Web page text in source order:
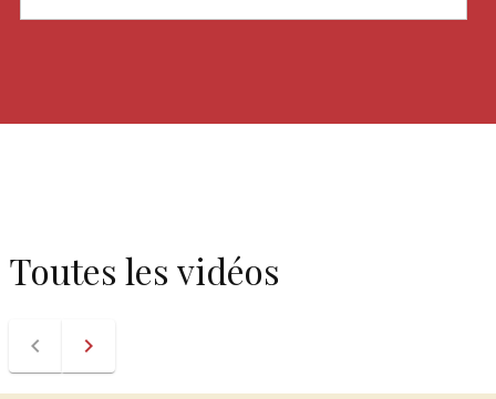
Toutes les vidéos
navigate_before navigate_next